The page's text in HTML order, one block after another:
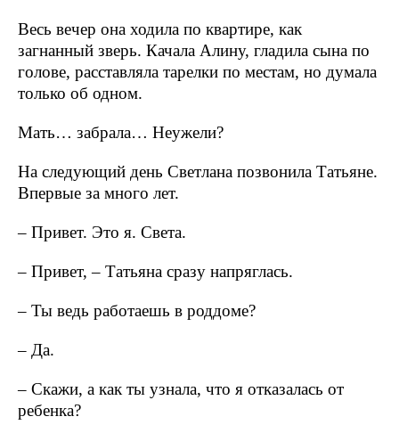
Весь вечер она ходила по квартире, как
загнанный зверь. Качала Алину, гладила сына по
голове, расставляла тарелки по местам, но думала
только об одном.
Мать… забрала… Неужели?
На следующий день Светлана позвонила Татьяне.
Впервые за много лет.
– Привет. Это я. Света.
– Привет, – Татьяна сразу напряглась.
– Ты ведь работаешь в роддоме?
– Да.
– Скажи, а как ты узнала, что я отказалась от
ребенка?